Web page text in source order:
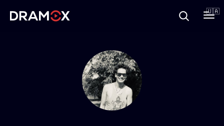
🇺🇦
Зареєструватися